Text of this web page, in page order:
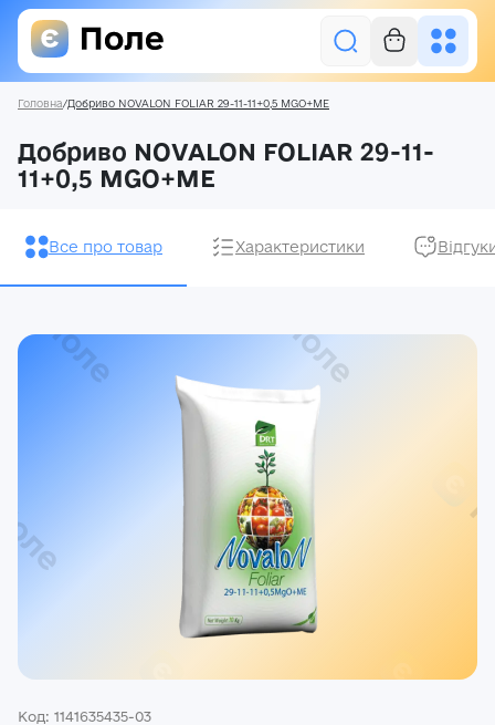
Засоби захисту рослин
Насіння
Реєстрація
Ми на зв’язку
(096) 556 55 56
Головна/Добриво NOVALON FOLIAR 29-11-11+0,5 MGO+ME
Добриво NOVALON FOLIAR 29-11-
11+0,5 MGO+ME
Все про товар Характеристики
Код: 1141635435-03